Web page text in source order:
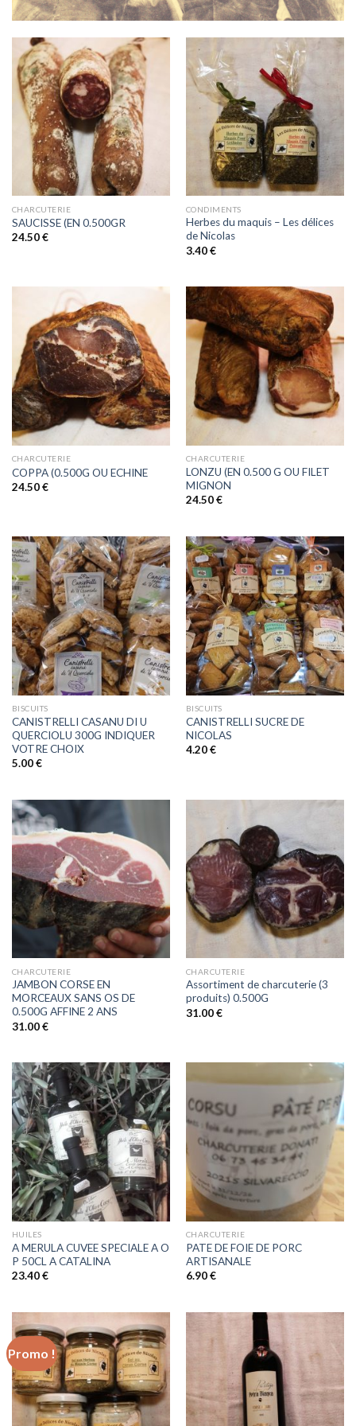
CHARCUTERIE
SAUCISSE (EN 0.500GR
24.50€
CONDIMENTS
Herbes du maquis – Les délices
de Nicolas
3.40€
CHARCUTERIE
COPPA (0.500G OU ECHINE
24.50€
CHARCUTERIE
LONZU (EN 0.500 G OU FILET
MIGNON
24.50€
BISCUITS
CANISTRELLI CASANU DI U
QUERCIOLU 300G INDIQUER
VOTRE CHOIX
5.00€
BISCUITS
CANISTRELLI SUCRE DE
NICOLAS
4.20€
CHARCUTERIE
JAMBON CORSE EN
MORCEAUX SANS OS DE
0.500G AFFINE 2 ANS
31.00€
CHARCUTERIE
Assortiment de charcuterie (3
produits) 0.500G
31.00€
HUILES
A MERULA CUVEE SPECIALE A O
P 50CL A CATALINA
23.40€
CHARCUTERIE
PATE DE FOIE DE PORC
ARTISANALE
6.90€
Promo !